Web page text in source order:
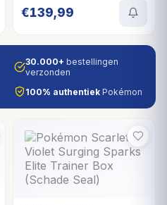
€139,99
30.000+ bestellingen
verzonden
100% authentiek Pokémon
UITVERKOCHT